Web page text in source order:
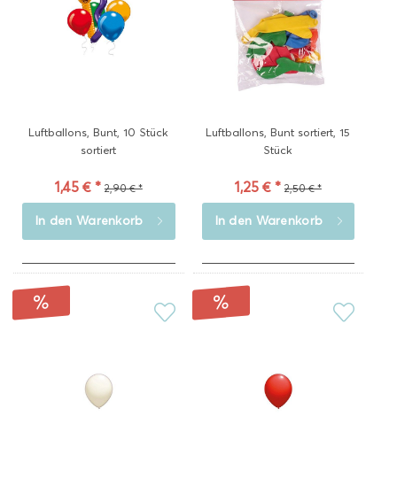
Luftballons, Bunt, 10 Stück
sortiert
1,45 € * 2,90 € *
In den Warenkorb
Luftballons, Bunt sortiert, 15
Stück
1,25 € * 2,50 € *
In den Warenkorb